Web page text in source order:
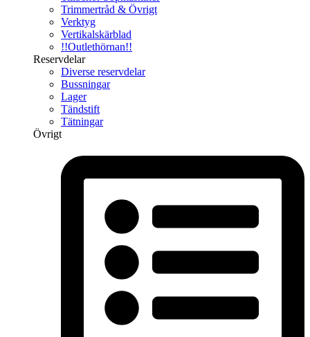
Trimmertråd & Övrigt
Verktyg
Vertikalskärblad
!!Outlethörnan!!
Reservdelar
Diverse reservdelar
Bussningar
Lager
Tändstift
Tätningar
Övrigt